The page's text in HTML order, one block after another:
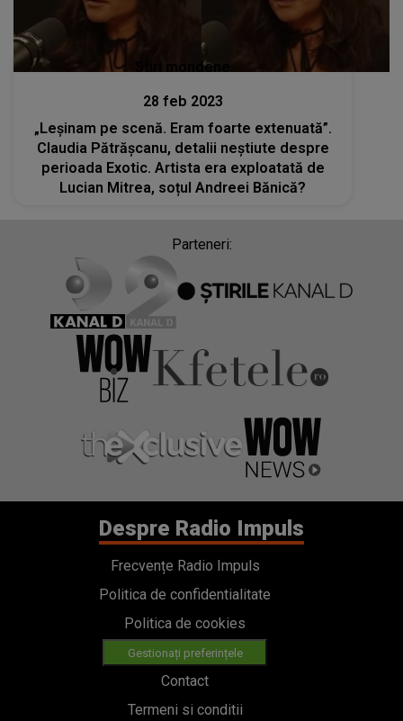
Stiri mondene
28 feb 2023
„Leșinam pe scenă. Eram foarte extenuată”.
Claudia Pătrășcanu, detalii neștiute despre
perioada Exotic. Artista era exploatată de
Lucian Mitrea, soțul Andreei Bănică?
Parteneri:
Despre Radio Impuls
Frecvențe Radio Impuls
Politica de confidentialitate
Politica de cookies
Gestionați preferințele
Contact
Termeni si conditii